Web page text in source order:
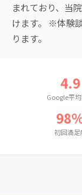
まれており、当
けます。 ※体験
ります。
4.9
Google平
初回満足